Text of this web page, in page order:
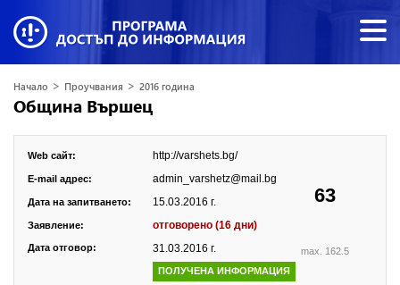
Начало > Проучвания > 2016 година
Община Вършец
63
max. 162.5
Web сайт: http://varshets.bg/
E-mail адрес: admin_varshetz@mail.bg
Дата на запитването: 15.03.2016 г.
Заявление: отговорено (16 дни)
Дата отговор: 31.03.2016 г.
ПОЛУЧЕНА ИНФОРМАЦИЯ